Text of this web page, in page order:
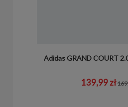
Adidas GRAND COURT
139,99 zł